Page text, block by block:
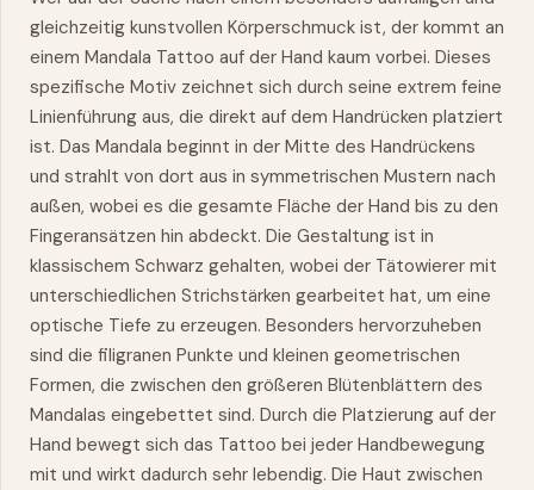
gleichzeitig kunstvollen Körperschmuck ist, der kommt an
einem Mandala Tattoo auf der Hand kaum vorbei. Dieses
spezifische Motiv zeichnet sich durch seine extrem feine
Linienführung aus, die direkt auf dem Handrücken platziert
ist. Das Mandala beginnt in der Mitte des Handrückens
und strahlt von dort aus in symmetrischen Mustern nach
außen, wobei es die gesamte Fläche der Hand bis zu den
Fingeransätzen hin abdeckt. Die Gestaltung ist in
klassischem Schwarz gehalten, wobei der Tätowierer mit
unterschiedlichen Strichstärken gearbeitet hat, um eine
optische Tiefe zu erzeugen. Besonders hervorzuheben
sind die filigranen Punkte und kleinen geometrischen
Formen, die zwischen den größeren Blütenblättern des
Mandalas eingebettet sind. Durch die Platzierung auf der
Hand bewegt sich das Tattoo bei jeder Handbewegung
mit und wirkt dadurch sehr lebendig. Die Haut zwischen